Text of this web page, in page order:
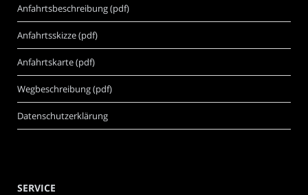
Anfahrtsbeschreibung (pdf)
Anfahrtsskizze (pdf)
Anfahrtskarte (pdf)
Wegbeschreibung (pdf)
Datenschutzerklärung
SERVICE